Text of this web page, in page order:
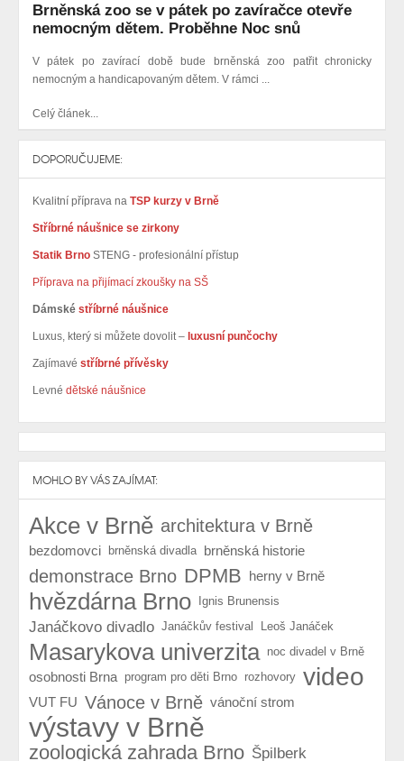
Brněnská zoo se v pátek po zavíračce otevře
nemocným dětem. Proběhne Noc snů
V pátek po zavírací době bude brněnská zoo patřit chronicky
nemocným a handicapovaným dětem. V rámci ...
Celý článek...
DOPORUČUJEME:
Kvalitní příprava na TSP kurzy v Brně
Stříbrné náušnice se zirkony
Statik Brno STENG - profesionální přístup
Příprava na přijímací zkoušky na SŠ
Dámské stříbrné náušnice
Luxus, který si můžete dovolit – luxusní punčochy
Zajímavé stříbrné přívěsky
Levné dětské náušnice
MOHLO BY VÁS ZAJÍMAT:
Akce v Brně architektura v Brně
bezdomovci brněnská divadla brněnská historie
demonstrace Brno DPMB herny v Brně
hvězdárna Brno Ignis Brunensis
Janáčkovo divadlo Janáčkův festival Leoš Janáček
Masarykova univerzita noc divadel v Brně
osobnosti Brna program pro děti Brno rozhovory video
VUT FU Vánoce v Brně vánoční strom
výstavy v Brně
zoologická zahrada Brno Špilberk